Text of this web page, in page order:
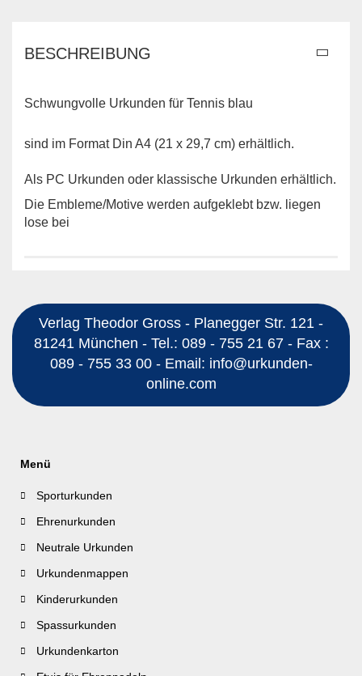
BESCHREIBUNG
Schwungvolle Urkunden für Tennis blau
sind im Format Din A4 (21 x 29,7 cm) erhältlich.
Als PC Urkunden oder klassische Urkunden erhältlich.
Die Embleme/Motive werden aufgeklebt bzw. liegen
lose bei
Verlag Theodor Gross - Planegger Str. 121 -
81241 München - Tel.: 089 - 755 21 67 - Fax :
089 - 755 33 00 - Email: info@urkunden-
online.com
Menü
Sporturkunden
Ehrenurkunden
Neutrale Urkunden
Urkundenmappen
Kinderurkunden
Spassurkunden
Urkundenkarton